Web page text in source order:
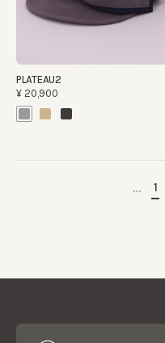
PLATEAU2
¥20,900
… 1